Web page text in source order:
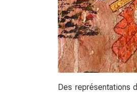
Des représentations